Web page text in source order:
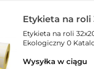
Etykieta na roli
Etykieta na roli
Ekologiczny 0
Wysyłka w ciągu